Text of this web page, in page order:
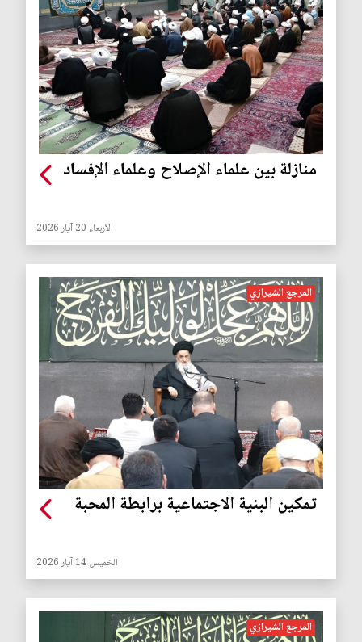
منازلة بين علماء الإصلاح وعلماء الإفساد
الأربعاء 20 آيار 2026
المرجع الشيرازي
تمكين البنية الاجتماعية برابطة المحبة
الخميس 14 آيار 2026
المرجع الشيرازي